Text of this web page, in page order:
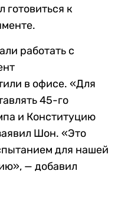
готовиться к
работать с
в офисе. «Для
45-го
и Конституцию
Шон. «Это
для нашей
— добавил